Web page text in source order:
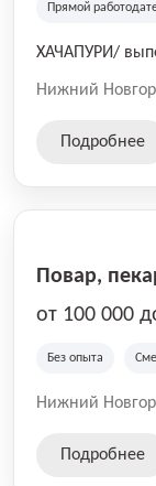
Прямой
ХАЧАПУРИ/
Нижний
Подробнее
Повар,
от 100 000
Без опыта
Нижний
Подробнее